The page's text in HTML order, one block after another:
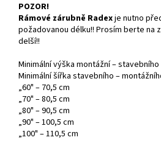
POZOR!
Rámové zárubně Radexje nutno
požadovanou délku!! Prosím berte na
delší!!
Minimální výška montážní –
Minimální šířka stavebního –
„60" – 70,5 cm
„70" – 80,5 cm
„80" – 90,5 cm
„90" – 100,5 cm
„100" – 110,5 cm